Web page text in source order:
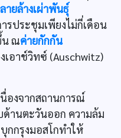
ายล้างเผ่าพันธุ์
รประชุมเพียงไม่กี่เดือน
น ณค่ายกักกัน
เอาช์วิทซ์ (Auschwitz)
องจากสถานการณ์
านตะวันออก ความล้ม
กกรุงมอสโกทำให้